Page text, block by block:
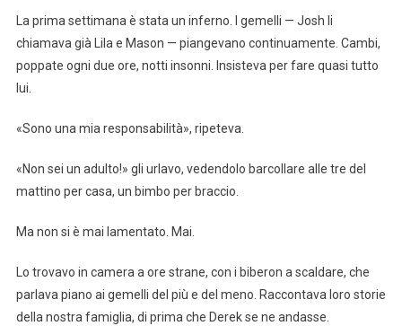
La prima settimana è stata un inferno. I gemelli — Josh li
chiamava già Lila e Mason — piangevano continuamente. Cambi,
poppate ogni due ore, notti insonni. Insisteva per fare quasi tutto
lui.
«Sono una mia responsabilità», ripeteva.
«Non sei un adulto!» gli urlavo, vedendolo barcollare alle tre del
mattino per casa, un bimbo per braccio.
Ma non si è mai lamentato. Mai.
Lo trovavo in camera a ore strane, con i biberon a scaldare, che
parlava piano ai gemelli del più e del meno. Raccontava loro storie
della nostra famiglia, di prima che Derek se ne andasse.